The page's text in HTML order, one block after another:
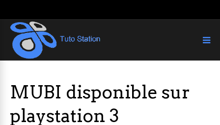
MUBI disponible sur
playstation 3